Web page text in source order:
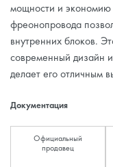
мощности и экономию
фреонопровода
внутренних блоков.
современный дизайн
делает его отличным
Документация
Официальный
продавец